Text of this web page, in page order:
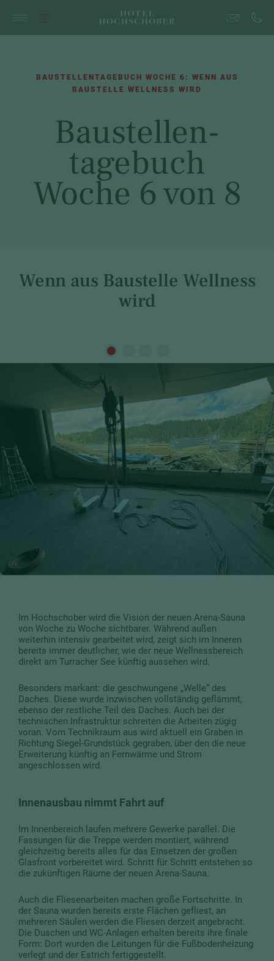
BAUSTELLENTAGEBUCH WOCHE 6: WENN AUS
BAUSTELLE WELLNESS WIRD
Baustellen-
tagebuch
Woche 6 von 8
Wenn aus Baustelle Wellness
wird
Im Hochschober wird die Vision der neuen Arena-Sauna
von Woche zu Woche sichtbarer. Während außen
weiterhin intensiv gearbeitet wird, zeigt sich im Inneren
bereits immer deutlicher, wie der neue Wellnessbereich
direkt am Turracher See künftig aussehen wird.
Besonders markant: die geschwungene „Welle“ des
Daches. Diese wurde inzwischen vollständig geflämmt,
ebenso der restliche Teil des Daches. Auch bei der
technischen Infrastruktur schreiten die Arbeiten zügig
voran. Vom Technikraum aus wird aktuell ein Graben in
Richtung Siegel-Grundstück gegraben, über den die neue
Erweiterung künftig an Fernwärme und Strom
angeschlossen wird.
Innenausbau nimmt Fahrt auf
Im Innenbereich laufen mehrere Gewerke parallel. Die
Fassungen für die Treppe werden montiert, während
gleichzeitig bereits alles für das Einsetzen der großen
Glasfront vorbereitet wird. Schritt für Schritt entstehen so
die zukünftigen Räume der neuen Arena-Sauna.
Auch die Fliesenarbeiten machen große Fortschritte. In
der Sauna wurden bereits erste Flächen gefliest, an
mehreren Säulen werden die Fliesen derzeit angebracht.
Die Duschen und WC-Anlagen erhalten bereits ihre finale
Form: Dort wurden die Leitungen für die Fußbodenheizung
verlegt und der Estrich fertiggestellt.